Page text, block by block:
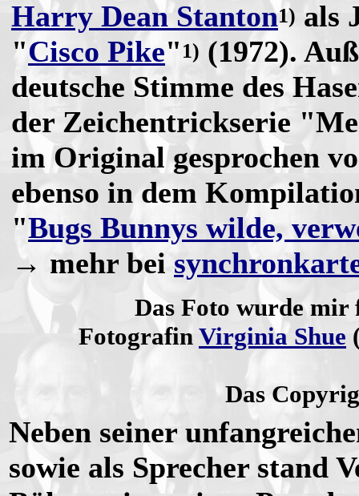
Harry Dean Stanton1) als
"Cisco Pike" 1) (1972).
deutsche Stimme des
der Zeichentrickserie
im Original gesprochen
ebenso in dem
"Bugs Bunnys wilde,
→ mehr bei
Das Foto wurde mir
Fotografin Virginia Shue
Das
Neben seiner
sowie als Sprecher stand